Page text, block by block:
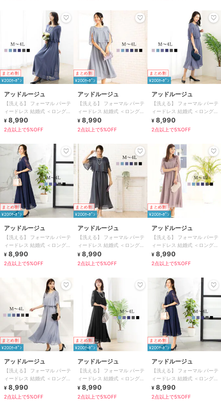
まとめ割
¥200ｸｰﾎﾟﾝ
アッドルージュ
【洗える】 フォーマル パーテ
ィードレス 結婚式 ＜ロング丈
有＞ S~4L
¥ 8,990
2点以上で5%OFF
まとめ割
¥200ｸｰﾎﾟﾝ
アッドルージュ
【洗える】 フォーマル パーテ
ィードレス 結婚式 ＜ロング丈
有＞ S~4L
¥ 8,990
2点以上で5%OFF
まとめ割
¥200ｸｰﾎﾟﾝ
アッドルージュ
【洗える】 フォーマル パーテ
ィードレス 結婚式 ＜ロング丈
有＞ S~4L
¥ 8,990
2点以上で5%OFF
まとめ割
¥200ｸｰﾎﾟﾝ
アッドルージュ
【洗える】 フォーマル パーテ
ィードレス 結婚式 ＜ロング丈
有＞ S~4L
¥ 8,990
2点以上で5%OFF
まとめ割
¥200ｸｰﾎﾟﾝ
アッドルージュ
【洗える】 フォーマル パーテ
ィードレス 結婚式 ＜ロング丈
有＞ S~4L
¥ 8,990
2点以上で5%OFF
まとめ割
¥200ｸｰﾎﾟﾝ
アッドルージュ
【洗える】 フォーマル パーテ
ィードレス 結婚式 ＜ロング丈
有＞ S~4L
¥ 8,990
2点以上で5%OFF
まとめ割
¥200ｸｰﾎﾟﾝ
アッドルージュ
【洗える】 フォーマル パーテ
ィードレス 結婚式 ＜ロング丈
有＞ S~4L
¥ 8,990
2点以上で5%OFF
まとめ割
¥200ｸｰﾎﾟﾝ
アッドルージュ
【洗える】 フォーマル パーテ
ィードレス 結婚式 ＜ロング丈
有＞ S~4L
¥ 8,990
2点以上で5%OFF
まとめ割
¥200ｸｰﾎﾟﾝ
アッドルージュ
【洗える】 フォーマル パーテ
ィードレス 結婚式 ＜ロング丈
有＞ S~4L
¥ 8,990
2点以上で5%OFF